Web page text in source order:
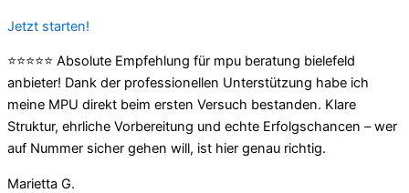
Jetzt starten!
⭐⭐⭐⭐⭐ Absolute Empfehlung für mpu beratung bielefeld
anbieter! Dank der professionellen Unterstützung habe ich
meine MPU direkt beim ersten Versuch bestanden. Klare
Struktur, ehrliche Vorbereitung und echte Erfolgschancen – wer
auf Nummer sicher gehen will, ist hier genau richtig.
Marietta G.